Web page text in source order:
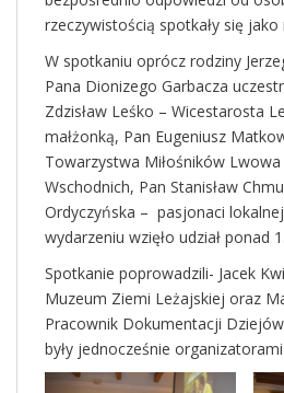
rzeczywistością spotkały się jako
W spotkaniu oprócz rodziny
Pana Dionizego Garbacza
Zdzisław Leśko – Wicestarosta
małżonką, Pan Eugeniusz
Towarzystwa Miłośników
Wschodnich, Pan Stanisław
Ordyczyńska – pasjonaci
wydarzeniu wzięło udział ponad
Spotkanie poprowadzili- Jacek
Muzeum Ziemi Leżajskiej oraz
Pracownik Dokumentacji
były jednocześnie